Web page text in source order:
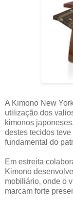
A Kimono New
utilização dos
kimonos
destes tecidos
fundamental do
Em estreita
Kimono
mobiliário, onde o
marcam forte